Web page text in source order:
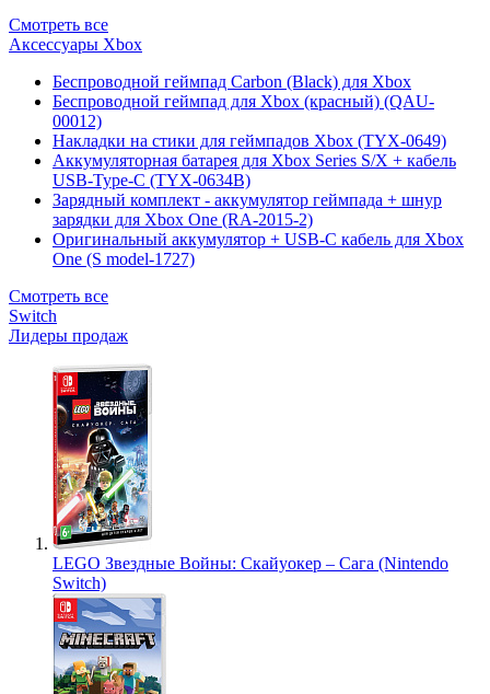
Смотреть все
Аксессуары Xbox
Беспроводной геймпад Carbon (Black) для Xbox
Беспроводной геймпад для Xbox (красный) (QAU-
00012)
Накладки на стики для геймпадов Xbox (TYX-0649)
Аккумуляторная батарея для Xbox Series S/X + кабель
USB-Type-C (TYX-0634B)
Зарядный комплект - аккумулятор геймпада + шнур
зарядки для Xbox One (RA-2015-2)
Оригинальный аккумулятор + USB-C кабель для Xbox
One (S model-1727)
Смотреть все
Switch
Лидеры продаж
LEGO Звездные Войны: Скайуокер – Сага (Nintendo
Switch)